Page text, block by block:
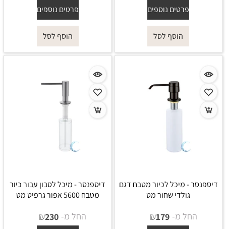
פרטים נוספים
הוסף לסל
פרטים נוספים
הוסף לסל
דיספנסר - מיכל לכיור מטבח דגם
גולדי שחור מט
החל מ- ₪179
דיספנסר - מיכל לסבון עבור כיור
מטבח 5600 אפור גרפיט מט
החל מ- ₪230